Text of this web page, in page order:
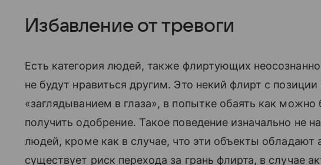
Избавление от тревоги
Есть категория людей, также флиртующих
не будут нравиться другим. Это некий флирт с позиции
«заглядыванием в глаза», в попытке обаять как
получить одобрение. Такое поведение изначально не
людей, кроме как в случае, что эти объекты обладают
существует риск перехода за грань флирта, в случае